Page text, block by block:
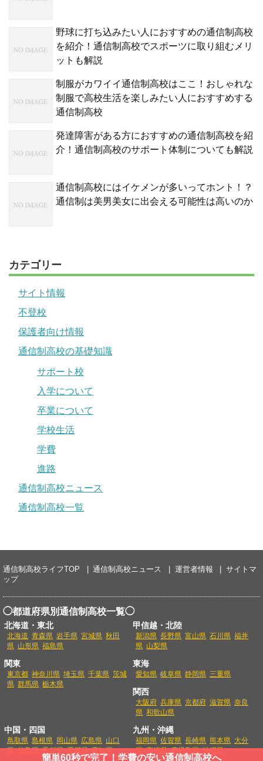
簡単60秒で完了！学費の安い通信制高校へ
野球に打ち込みたい人におすすめの通信制高校
を紹介！通信制高校でスポーツに取り組むメリ
ットも解説
制服がカワイイ通信制高校はここ！おしゃれな
制服で高校生活を楽しみたい人におすすめする
通信制高校
発達障害がある方におすすめの通信制高校を紹
介！通信制高校のサポート体制についても解説
通信制高校にはイケメンが多いってホント！？
通信制は美男美女に出会える可能性は高いのか
カテゴリー
サイト情報
不登校
保護者向け情報
通信制高校の基礎知識
サポート校
入学について
卒業について
学校生活
学費
進路
通信制高校ニュース
通信制高校一覧
通信制高校ライフTOP 通信制高校ニュース 運営者情報
サイトマ
ップ
◯都道府県別通信制高校一覧◯
北海道・東北
北海道 青森県 岩手県 宮城県 秋田
県 山形県 福島県
甲信越・北陸
新潟県 長野県 富山県 石川県 福井
県 山梨県
関東
東京都 神奈川県 埼玉県 千葉県 茨城
県 群馬県 栃木県
東海
愛知県 岐阜県 静岡県 三重県
関西
大阪府 兵庫県 京都府 滋賀県 奈良
県 和歌山県
中国・四国
鳥取県 島根県 岡山県 広島県 山口
県 徳島県 香川県 愛媛県 高知県
九州・沖縄
福岡県 佐賀県 長崎県 熊本県 大分
県 宮崎県 鹿児島県 沖縄県